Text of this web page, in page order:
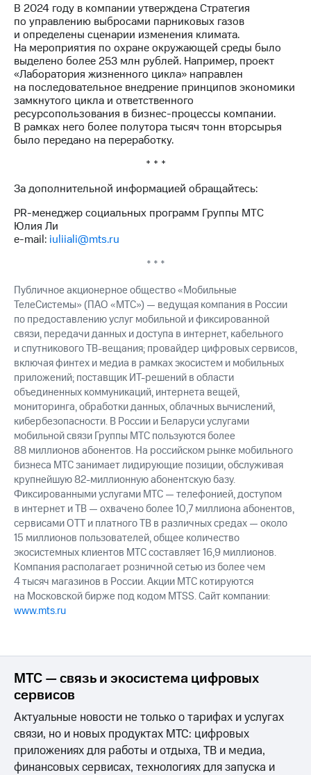
В 2024 году в компании утверждена Стратегия
по управлению выбросами парниковых газов
и определены сценарии изменения климата.
На мероприятия по охране окружающей среды было
выделено более 253 млн рублей. Например, проект
«Лаборатория жизненного цикла» направлен
на последовательное внедрение принципов экономики
замкнутого цикла и ответственного
ресурсопользования в бизнес-процессы компании.
В рамках него более полутора тысяч тонн вторсырья
было передано на переработку.
* * *
За дополнительной информацией обращайтесь:
PR-менеджер социальных программ Группы МТС
Юлия Ли
e-mail: iuliiali@mts.ru
* * *
Публичное акционерное общество «Мобильные
ТелеСистемы» (ПАО «МТС») — ведущая компания в России
по предоставлению услуг мобильной и фиксированной
связи, передачи данных и доступа в интернет, кабельного
и спутникового ТВ-вещания; провайдер цифровых сервисов,
включая финтех и медиа в рамках экосистем и мобильных
приложений; поставщик ИТ-решений в области
объединенных коммуникаций, интернета вещей,
мониторинга, обработки данных, облачных вычислений,
кибербезопасности. В России и Беларуси услугами
мобильной связи Группы МТС пользуются более
88 миллионов абонентов. На российском рынке мобильного
бизнеса МТС занимает лидирующие позиции, обслуживая
крупнейшую 82-миллионную абонентскую базу.
Фиксированными услугами МТС — телефонией, доступом
в интернет и ТВ — охвачено более 10,7 миллиона абонентов,
сервисами OTT и платного ТВ в различных средах — около
15 миллионов пользователей, общее количество
экосистемных клиентов МТС составляет 16,9 миллионов.
Компания располагает розничной сетью из более чем
4 тысяч магазинов в России. Акции МТС котируются
на Московской бирже под кодом MTSS. Сайт компании:
www.mts.ru
МТС — связь и экосистема цифровых
сервисов
Актуальные новости не только о тарифах и услугах
связи, но и новых продуктах МТС: цифровых
приложениях для работы и отдыха, ТВ и медиа,
финансовых сервисах, технологиях для запуска и